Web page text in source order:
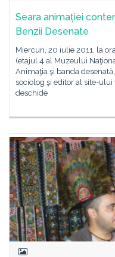
Seara animației
Benzii Desenate
Miercuri, 20 iulie 2011, la
(etajul 4 al Muzeului
Animaţia şi banda
sociolog şi editor al site-
deschide